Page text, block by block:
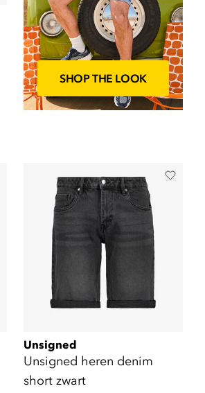
SHOP THE LOOK
Unsigned
Unsigned heren denim
short zwart